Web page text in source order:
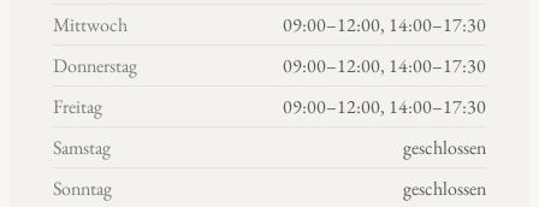
Mittwoch
09:00–12:00, 14:00–17:30
Donnerstag
09:00–12:00, 14:00–17:30
Freitag
09:00–12:00, 14:00–17:30
Samstag
geschlossen
Sonntag
geschlossen